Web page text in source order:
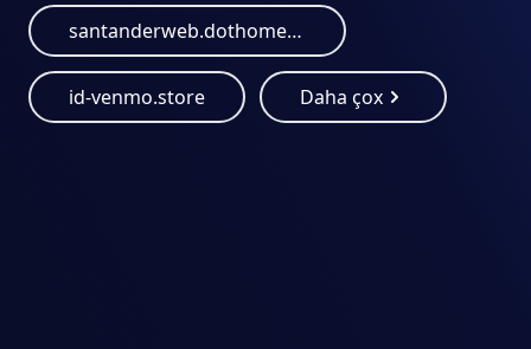
santanderweb.dothome.co.kr
id-venmo.store Daha çox